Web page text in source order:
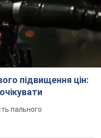
підвищення цін:
пального